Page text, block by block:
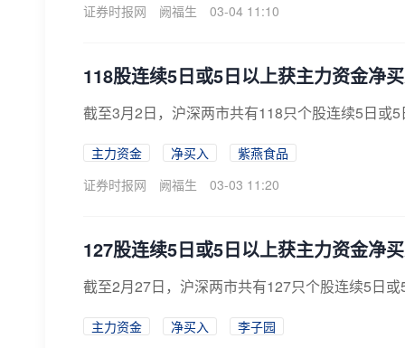
证券时报网
阙福生 03-04 11:10
118股连续5日或5日以上获主力资金净
截至3月2日，沪深两市共有118只个股连续5日或
主力资金 净买入
紫燕食品
证券时报网
阙福生 03-03 11:20
127股连续5日或5日以上获主力资金净
截至2月27日，沪深两市共有127只个股连续5日
主力资金 净买入
李子园